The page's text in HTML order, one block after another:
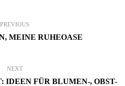
PREVIOUS
MEINE RUHEOASE
NEXT
IDEEN FÜR BLUMEN-, OBST-